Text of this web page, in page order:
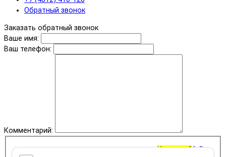
Корзина 00 ₽
Обратный звонок
Заказать обратный звонок
Ваше имя:
Ваш телефон:
Комментарий: